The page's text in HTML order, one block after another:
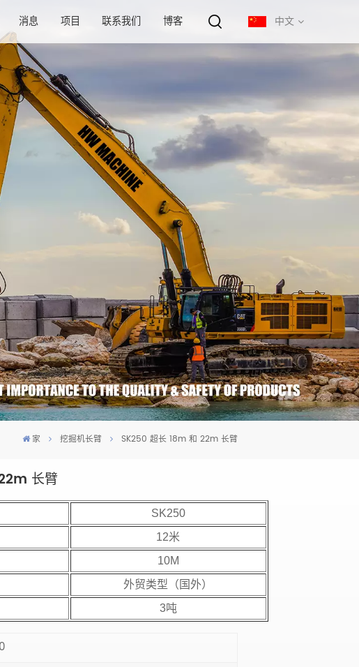
消息 项目 联系我们 博客 中文
français
русский
español
português
家 挖掘机长臂 SK250 超长 18m 和 22m 长臂
长臂
SK250
12米
10M
外贸类型（国外）
3吨